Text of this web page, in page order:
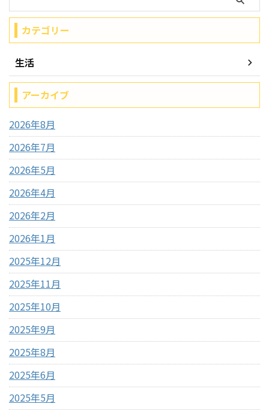
カテゴリー
生活
アーカイブ
2026年8月
2026年7月
2026年5月
2026年4月
2026年2月
2026年1月
2025年12月
2025年11月
2025年10月
2025年9月
2025年8月
2025年6月
2025年5月